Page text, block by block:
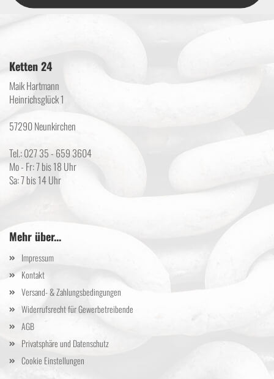
Ketten 24
Maik Hartmann
Heinrichsglück 1
57290 Neunkirchen
Tel.: 027 35 - 659 3604
Mo - Fr: 7 bis 18 Uhr
Sa: 7 bis 14 Uhr
Mehr über...
Impressum
Kontakt
Versand- & Zahlungsbedingungen
Widerrufsrecht für Gewerbetreibende
AGB
Privatsphäre und Datenschutz
Cookie Einstellungen